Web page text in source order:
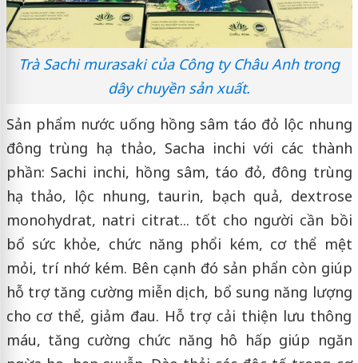
Trà Sachi murasaki của Công ty Châu Anh trong
dây chuyền sản xuất.
Sản phẩm nước uống hồng sâm táo đỏ lộc nhung
đông trùng hạ thảo, Sacha inchi với các thành
phần: Sachi inchi, hồng sâm, táo đỏ, đông trùng
hạ thảo, lộc nhung, taurin, bạch quả, dextrose
monohydrat, natri citrat... tốt cho người cần bồi
bổ sức khỏe, chức năng phổi kém, cơ thể mệt
mỏi, trí nhớ kém. Bên cạnh đó sản phẩn còn giúp
hỗ trợ tăng cường miễn dịch, bổ sung năng lượng
cho cơ thể, giảm đau. Hỗ trợ cải thiện lưu thông
máu, tăng cường chức năng hô hấp giúp ngăn